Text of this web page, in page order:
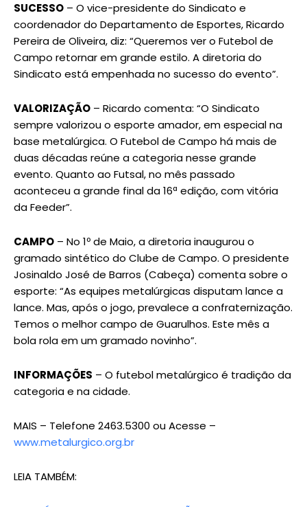
SUCESSO – O vice-presidente do Sindicato e
coordenador do Departamento de Esportes, Ricardo
Pereira de Oliveira, diz: “Queremos ver o Futebol de
Campo retornar em grande estilo. A diretoria do
Sindicato está empenhada no sucesso do evento”.
VALORIZAÇÃO – Ricardo comenta: “O Sindicato
sempre valorizou o esporte amador, em especial na
base metalúrgica. O Futebol de Campo há mais de
duas décadas reúne a categoria nesse grande
evento. Quanto ao Futsal, no mês passado
aconteceu a grande final da 16ª edição, com vitória
da Feeder”.
CAMPO – No 1º de Maio, a diretoria inaugurou o
gramado sintético do Clube de Campo. O presidente
Josinaldo José de Barros (Cabeça) comenta sobre o
esporte: “As equipes metalúrgicas disputam lance a
lance. Mas, após o jogo, prevalece a confraternização.
Temos o melhor campo de Guarulhos. Este mês a
bola rola em um gramado novinho”.
INFORMAÇÕES – O futebol metalúrgico é tradição da
categoria e na cidade.
MAIS – Telefone 2463.5300 ou Acesse –
www.metalurgico.org.br
LEIA TAMBÉM: